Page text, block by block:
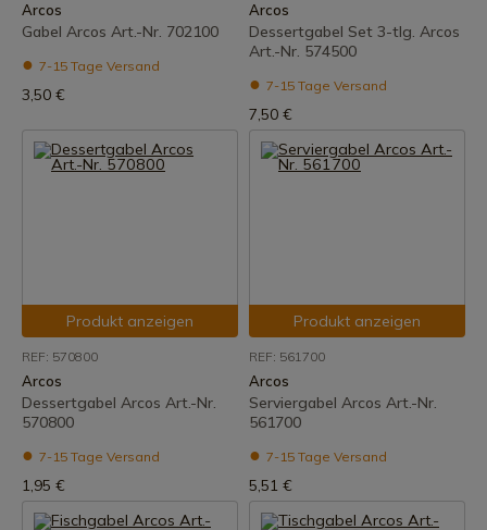
Arcos
Gabel Arcos Art.-Nr. 702100
7-15 Tage Versand
3,50 €
Arcos
Dessertgabel Set 3-tlg. Arcos
Art.-Nr. 574500
7-15 Tage Versand
7,50 €
Produkt anzeigen
REF: 570800
Arcos
Dessertgabel Arcos Art.-Nr.
570800
7-15 Tage Versand
1,95 €
Produkt anzeigen
REF: 561700
Arcos
Serviergabel Arcos Art.-Nr.
561700
7-15 Tage Versand
5,51 €